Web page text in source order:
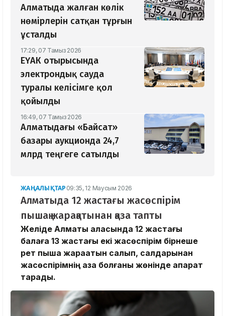
Алматыда жалған көлік
нөмірлерін сатқан тұрғын
ұсталды
17:29, 07 Тамыз 2026
ЕҮАК отырысында
электрондық сауда
туралы келісімге қол
қойылды
16:49, 07 Тамыз 2026
Алматыдағы «Байсат»
базары аукционда 24,7
млрд теңгеге сатылды
ЖАҢАЛЫҚТАР 09:35, 12 Маусым 2026
Алматыда 12 жастағы жасөспірім
пышақ жарақатынан қаза тапты
Желіде Алматы қаласында 12 жастағы
балаға 13 жастағы екі жасөспірім бірнеше
рет пышақ жарақатын салып, салдарынан
жасөспірімнің қаза болғаны жөнінде ақпарат
тарады.